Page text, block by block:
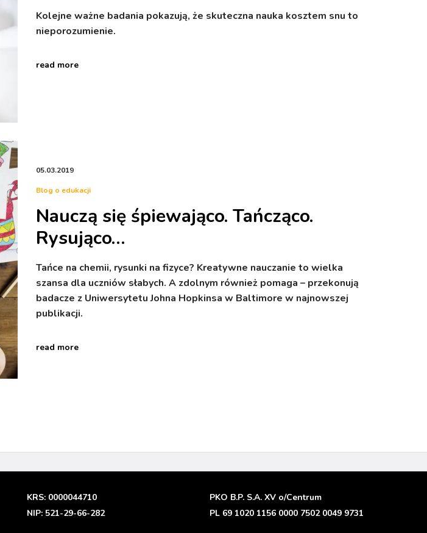
Kolejne ważne badania pokazują, że skuteczna nauka kosztem snu to
nieporozumienie.
read more
05.03.2019
Blog o edukacji
Nauczą się śpiewająco. Tańcząco.
Rysująco…
Tańce na chemii, rysunki na fizyce? Kreatywne nauczanie to wielka
szansa dla uczniów słabych. A zdolnym również pomaga – przekonują
badacze z Uniwersytetu Johna Hopkinsa w Baltimore w najnowszej
publikacji.
read more
KRS: 0000044710
NIP: 521-29-66-282
PKO B.P. S.A. XV o/Centrum
PL 69 1020 1156 0000 7502 0049 9731